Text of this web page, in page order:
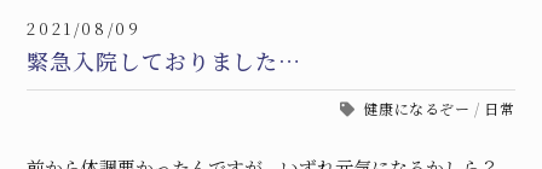
2021/08/09
緊急入院しておりました…
健康になるぞー / 日常